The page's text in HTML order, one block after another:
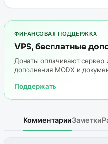
ФИНАНСОВАЯ ПОДДЕРЖКА
VPS, бесплатные
Донаты оплачивают сервер
дополнения MODX и
Поддержать
КомментарииЗаметки